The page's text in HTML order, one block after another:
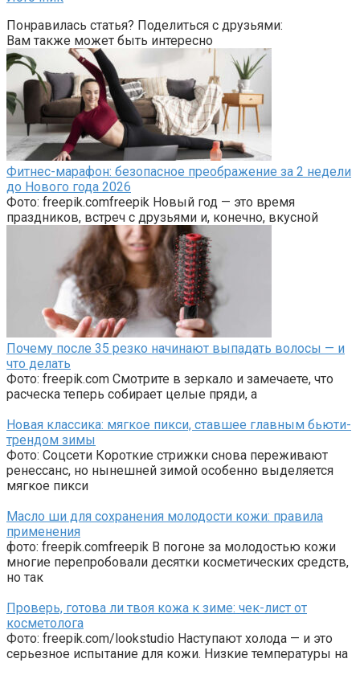
Понравилась статья? Поделиться с друзьями:
Вам также может быть интересно
Фитнес-марафон: безопасное преображение за 2 недели
до Нового года 2026
Фото: freepik.comfreepik Новый год — это время
праздников, встреч с друзьями и, конечно, вкусной
Почему после 35 резко начинают выпадать волосы — и
что делать
Фото: freepik.com Смотрите в зеркало и замечаете, что
расческа теперь собирает целые пряди, а
Новая классика: мягкое пикси, ставшее главным бьюти-
трендом зимы
Фото: Соцсети Короткие стрижки снова переживают
ренессанс, но нынешней зимой особенно выделяется
мягкое пикси
Масло ши для сохранения молодости кожи: правила
применения
фото: freepik.comfreepik В погоне за молодостью кожи
многие перепробовали десятки косметических средств,
но так
Проверь, готова ли твоя кожа к зиме: чек-лист от
косметолога
Фото: freepik.com/lookstudio Наступают холода — и это
серьезное испытание для кожи. Низкие температуры на